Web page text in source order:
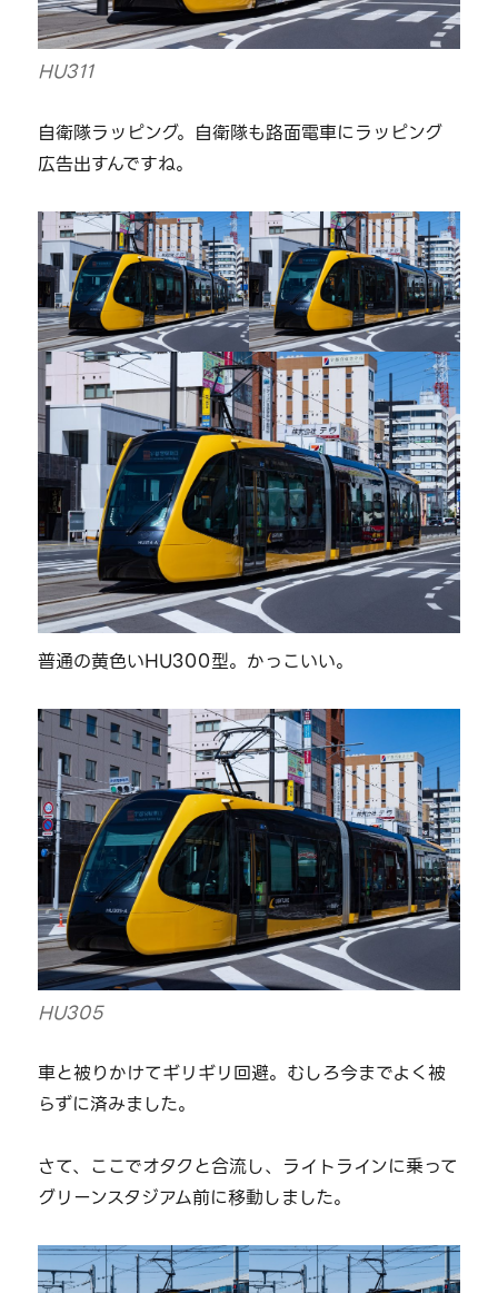
HU311
自衛隊ラッピング。自衛隊も路面電車にラッピング
広告出すんですね。
普通の黄色いHU300型。かっこいい。
HU305
車と被りかけてギリギリ回避。むしろ今までよく被
らずに済みました。
さて、ここでオタクと合流し、ライトラインに乗って
グリーンスタジアム前に移動しました。